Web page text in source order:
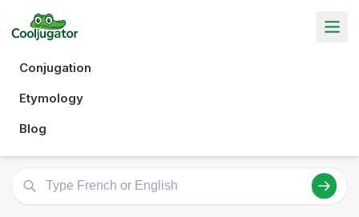
Conjugation
Etymology
Blog